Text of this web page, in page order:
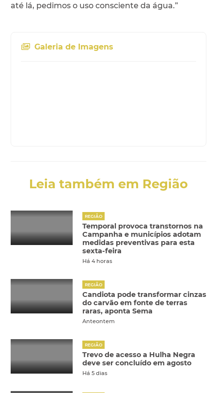
até lá, pedimos o uso consciente da água.”
Galeria de Imagens
Leia também em Região
REGIÃO
Temporal provoca transtornos na
Campanha e municípios adotam
medidas preventivas para esta
sexta-feira
Há 4 horas
REGIÃO
Candiota pode transformar cinzas
do carvão em fonte de terras
raras, aponta Sema
Anteontem
REGIÃO
Trevo de acesso a Hulha Negra
deve ser concluído em agosto
Há 5 dias